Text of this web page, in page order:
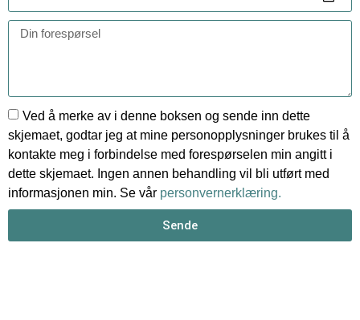
Ved å merke av i denne boksen og sende inn dette
skjemaet, godtar jeg at mine personopplysninger brukes til å
kontakte meg i forbindelse med forespørselen min angitt i
dette skjemaet. Ingen annen behandling vil bli utført med
informasjonen min. Se vår personvernerklæring.
Sende